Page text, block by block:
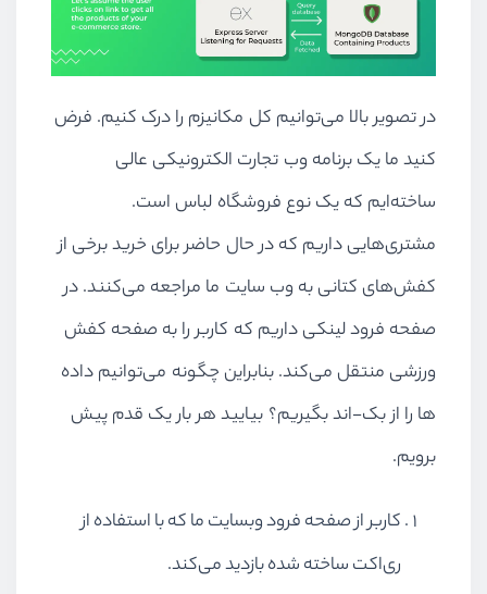
در تصویر بالا می‌توانیم کل مکانیزم را درک کنیم. فرض
کنید ما یک برنامه وب تجارت الکترونیکی عالی
ساخته‌ایم که یک نوع فروشگاه لباس است.
مشتری‌هایی داریم که در حال حاضر برای خرید برخی از
کفش‌های کتانی به وب سایت ما مراجعه می‌کنند. در
صفحه فرود لینکی داریم که کاربر را به صفحه کفش
ورزشی منتقل می‌کند. بنابراین چگونه می‌توانیم داده
ها را از بک-اند بگیریم؟ بیایید هر بار یک قدم پیش
برویم.
کاربر از صفحه فرود وبسایت ما که با استفاده از
ری‌اکت ساخته شده بازدید می‌کند.